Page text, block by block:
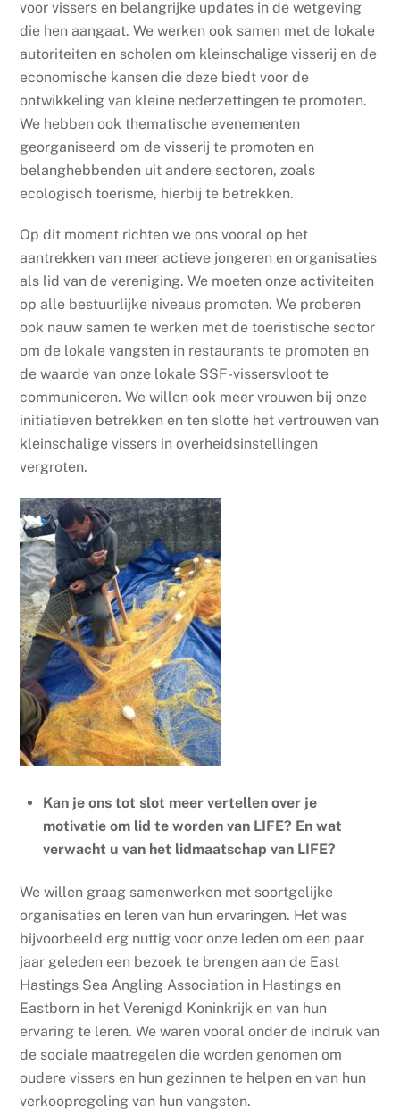
voor vissers en belangrijke updates in de wetgeving
die hen aangaat. We werken ook samen met de lokale
autoriteiten en scholen om kleinschalige visserij en de
economische kansen die deze biedt voor de
ontwikkeling van kleine nederzettingen te promoten.
We hebben ook thematische evenementen
georganiseerd om de visserij te promoten en
belanghebbenden uit andere sectoren, zoals
ecologisch toerisme, hierbij te betrekken.
Op dit moment richten we ons vooral op het
aantrekken van meer actieve jongeren en organisaties
als lid van de vereniging. We moeten onze activiteiten
op alle bestuurlijke niveaus promoten. We proberen
ook nauw samen te werken met de toeristische sector
om de lokale vangsten in restaurants te promoten en
de waarde van onze lokale SSF-vissersvloot te
communiceren. We willen ook meer vrouwen bij onze
initiatieven betrekken en ten slotte het vertrouwen van
kleinschalige vissers in overheidsinstellingen
vergroten.
Kan je ons tot slot meer vertellen over je
motivatie om lid te worden van LIFE? En wat
verwacht u van het lidmaatschap van LIFE?
We willen graag samenwerken met soortgelijke
organisaties en leren van hun ervaringen. Het was
bijvoorbeeld erg nuttig voor onze leden om een paar
jaar geleden een bezoek te brengen aan de East
Hastings Sea Angling Association in Hastings en
Eastborn in het Verenigd Koninkrijk en van hun
ervaring te leren. We waren vooral onder de indruk van
de sociale maatregelen die worden genomen om
oudere vissers en hun gezinnen te helpen en van hun
verkoopregeling van hun vangsten.